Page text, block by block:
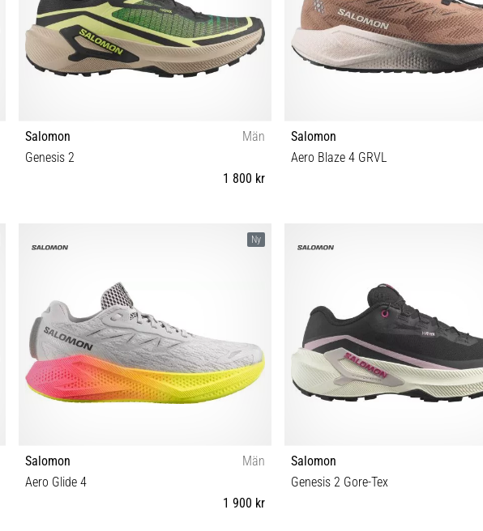
Salomon
Män
Genesis 2
1 800 kr
Salomon
Aero Blaze 4 GRVL
Ny
Salomon
Män
Aero Glide 4
1 900 kr
Salomon
Genesis 2 Gore-Tex